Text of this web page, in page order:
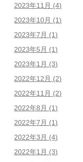
2023年11月 (4)
2023年10月 (1)
2023年7月 (1)
2023年5月 (1)
2023年1月 (3)
2022年12月 (2)
2022年11月 (2)
2022年8月 (1)
2022年7月 (1)
2022年3月 (4)
2022年1月 (3)